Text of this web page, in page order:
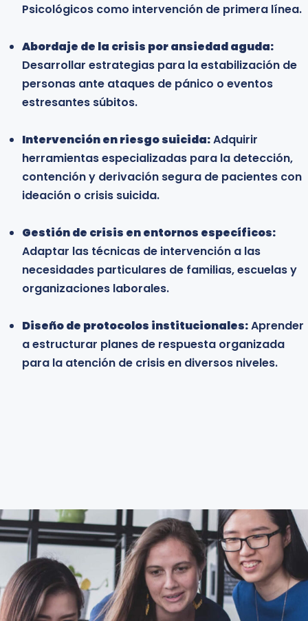
Psicológicos como intervención de primera línea.
Abordaje de la crisis por ansiedad aguda:
Desarrollar estrategias para la estabilización de
personas ante ataques de pánico o eventos
estresantes súbitos.
Intervención en riesgo suicida:Adquirir
herramientas especializadas para la detección,
contención y derivación segura de pacientes con
ideación o crisis suicida.
Gestión de crisis en entornos específicos:
Adaptar las técnicas de intervención a las
necesidades particulares de familias, escuelas y
organizaciones laborales.
Diseño de protocolos institucionales:Aprender
a estructurar planes de respuesta organizada
para la atención de crisis en diversos niveles.